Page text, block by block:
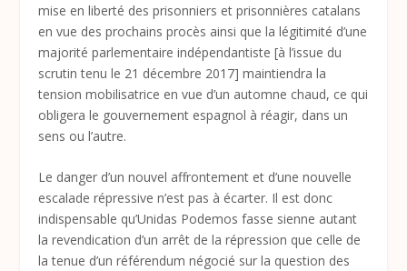
mise en liberté des prisonniers et prisonnières catalans
en vue des prochains procès ainsi que la légitimité d’une
majorité parlementaire indépendantiste [à l’issue du
scrutin tenu le 21 décembre 2017] maintiendra la
tension mobilisatrice en vue d’un automne chaud, ce qui
obligera le gouvernement espagnol à réagir, dans un
sens ou l’autre.
Le danger d’un nouvel affrontement et d’une nouvelle
escalade répressive n’est pas à écarter. Il est donc
indispensable qu’Unidas Podemos fasse sienne autant
la revendication d’un arrêt de la répression que celle de
la tenue d’un référendum négocié sur la question des